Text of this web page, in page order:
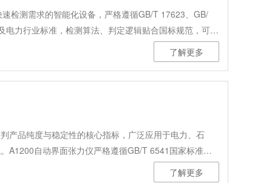
检测需求的智能化设备，严格遵循GB/T 17623、GB/
力行业标准，检测算法、判定逻辑贴合国标规范，可精
断，广泛应用于电力、石油、煤炭、高校科研等领域，
了解更多
产品纯度与稳定性的核心指标，广泛应用于电力、石
A1200自动界面张力仪严格遵循GB/T 6541国家标准，
液-气相表面张力与液-液相界面张力，凭借高精度、高稳
了解更多